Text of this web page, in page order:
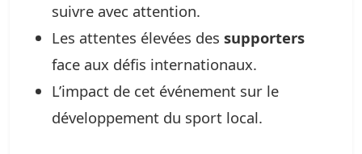
suivre avec attention.
Les attentes élevées des supporters
face aux défis internationaux.
L’impact de cet événement sur le
développement du sport local.